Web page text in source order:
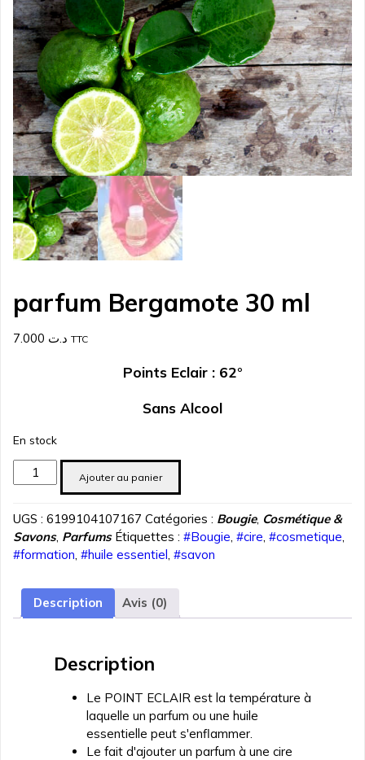
parfum Bergamote 30 ml
د.ت TTC
Points Eclair : 62°
Sans Alcool
En stock
quantité
de
Bergamote
30
ml
Ajouter au panier
UGS : 6199104107167 Catégories : Bougie, Cosmétique &
Savons, Parfums Étiquettes : #Bougie #cire #cosmetique
#formation #huile essentiel #savon
Description Avis (0)
Description
Le POINT ECLAIR est la température à
laquelle un parfum ou une huile
essentielle peut s'enflammer.
Le fait d'ajouter un parfum à une cire